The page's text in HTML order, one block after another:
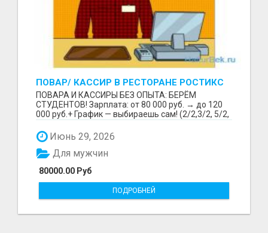
ПОВАР/ КАССИР В РЕСТОРАНЕ РОСТИКС
(КФС)
ПОВАРА И КАССИРЫ БЕЗ ОПЫТА: БЕРЁМ
СТУДЕНТОВ! Зарплата: от 80 000 руб. → до 120
000 руб.+ График — выбираешь сам! (2/2,3/2, 5/2,
Июнь 29, 2026
80000.00 Руб
Для мужчин
ПОДРОБНЕЙ